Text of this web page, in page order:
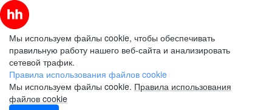
Мы используем файлы cookie, чтобы обеспечивать
правильную работу нашего веб-сайта и анализировать
сетевой трафик.
Правила использования файлов cookie
Мы используем файлы cookie. Правила использования
файлов cookie